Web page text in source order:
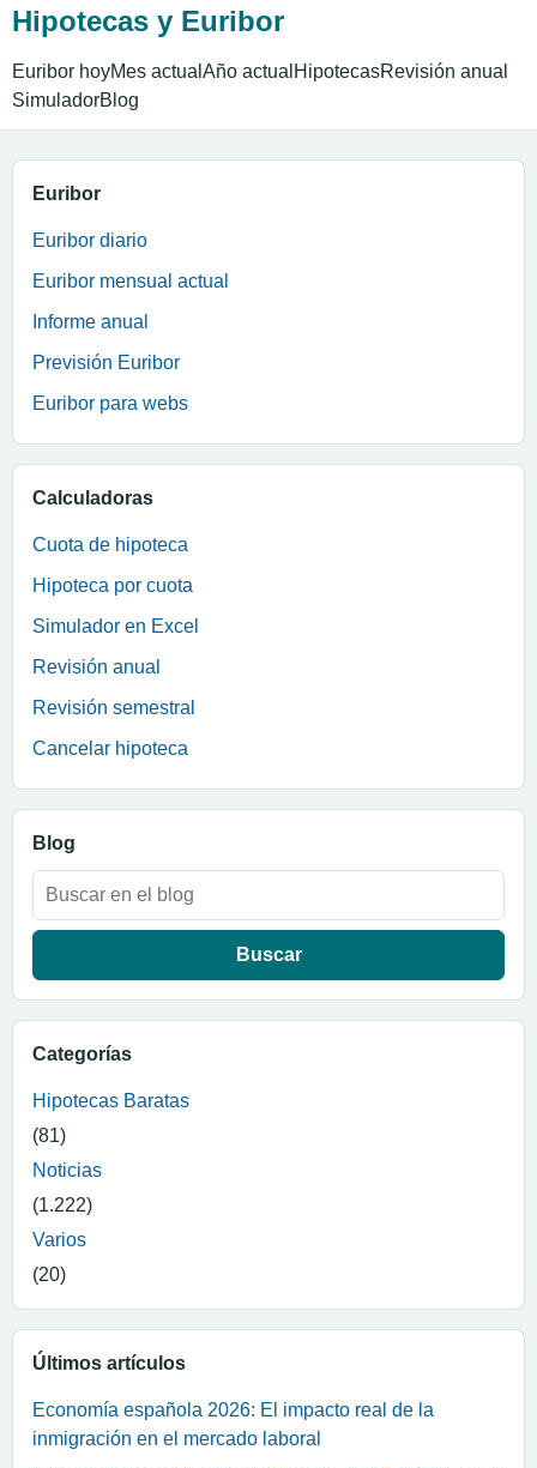
Hipotecas y Euribor
Euribor hoyMes actual Año actual HipotecasRevisión anual
SimuladorBlog
Euribor
Euribor diario
Euribor mensual actual
Informe anual
Previsión Euribor
Euribor para webs
Calculadoras
Cuota de hipoteca
Hipoteca por cuota
Simulador en Excel
Revisión anual
Revisión semestral
Cancelar hipoteca
Blog
Buscar:
Categorías
Hipotecas Baratas
(81)
Noticias
(1.222)
Varios
(20)
Últimos artículos
Economía española 2026: El impacto real de la
inmigración en el mercado laboral